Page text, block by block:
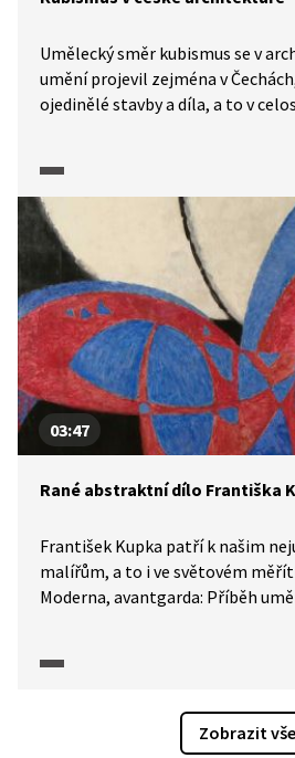
Umělecký směr kubismus se v
umění projevil zejména v
ojedinělé stavby a díla, a to v
zejména významná jména
(Gočár, Chochol, Janák) a
(např. Dům U Černé Matky Boží,
či dům v Neklanově ulici).
herci Jiří Havelka a Ondřej Cihlář.
03:47
Rané abstraktní dílo Františka
František Kupka patří k našim
malířům, a to i ve světovém
Moderna, avantgarda: Příběh
fuga, které je považováno za
a proces tvorby jak tohoto díla,
Zobrazit vše